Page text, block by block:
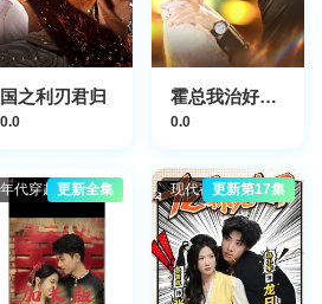
国之利刃君归
0.0
霍总我治好了您的抑郁症
0.0
年代穿越 更新全集 现代都市更新第17集